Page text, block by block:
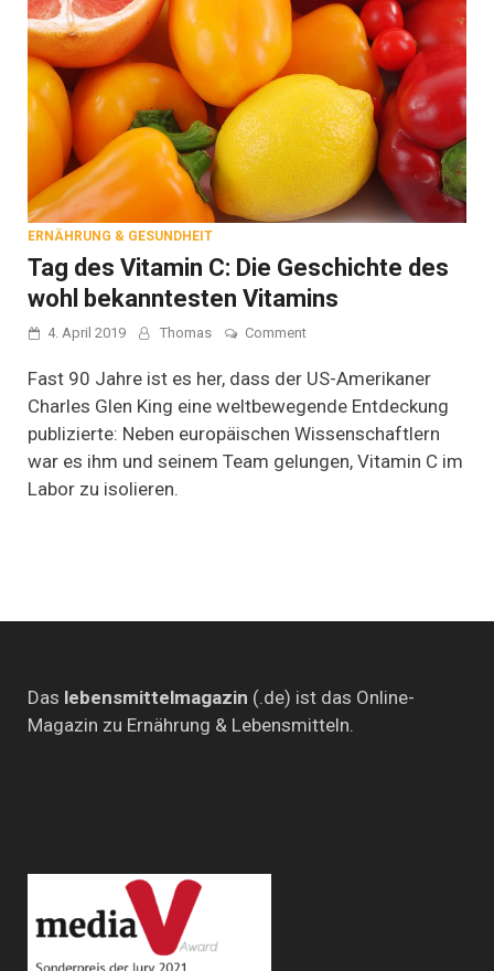
ERNÄHRUNG & GESUNDHEIT
Tag des Vitamin C: Die Geschichte des
wohl bekanntesten Vitamins
4. April 2019 Thomas Commenton
des
Vitamin
C:
Die
des
Fast 90 Jahre ist es her, dass der US-Amerikaner
Charles Glen King eine weltbewegende Entdeckung
publizierte: Neben europäischen Wissenschaftlern
war es ihm und seinem Team gelungen, Vitamin C im
Labor zu isolieren.
Das lebensmittelmagazin (.de) ist das Online-
Magazin zu Ernährung & Lebensmitteln.